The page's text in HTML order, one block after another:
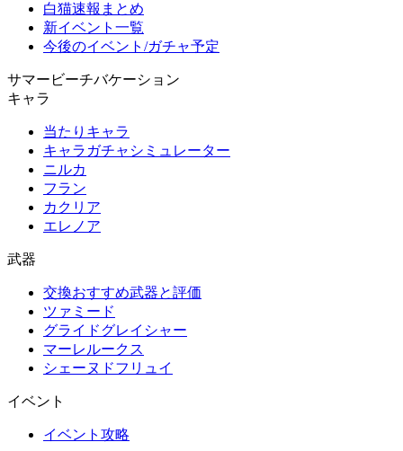
白猫速報まとめ
新イベント一覧
今後のイベント/ガチャ予定
サマービーチバケーション
キャラ
当たりキャラ
キャラガチャシミュレーター
ニルカ
フラン
カクリア
エレノア
武器
交換おすすめ武器と評価
ツァミード
グライドグレイシャー
マーレルークス
シェーヌドフリュイ
イベント
イベント攻略